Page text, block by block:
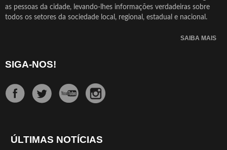
as pessoas da cidade, levando-lhes informações verdadeiras sobre
todos os setores da sociedade local, regional, estadual e nacional.
SAIBA MAIS
SIGA-NOS!
ÚLTIMAS NOTÍCIAS